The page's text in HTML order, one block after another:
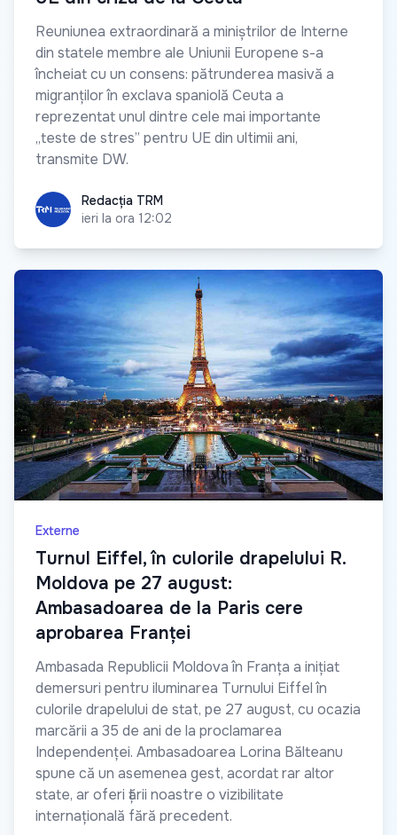
Reuniunea extraordinară a miniștrilor de Interne
din statele membre ale Uniunii Europene s-a
încheiat cu un consens: pătrunderea masivă a
migranților în exclava spaniolă Ceuta a
reprezentat unul dintre cele mai importante
„teste de stres” pentru UE din ultimii ani,
transmite DW.
Redacția TRM
Redacția TRM
ieri la ora 12:02
Externe
Turnul Eiffel, în culorile drapelului R.
Moldova pe 27 august:
Ambasadoarea de la Paris cere
aprobarea Franței
Ambasada Republicii Moldova în Franța a inițiat
demersuri pentru iluminarea Turnului Eiffel în
culorile drapelului de stat, pe 27 august, cu ocazia
marcării a 35 de ani de la proclamarea
Independenței. Ambasadoarea Lorina Bălteanu
spune că un asemenea gest, acordat rar altor
state, ar oferi țării noastre o vizibilitate
internațională fără precedent.